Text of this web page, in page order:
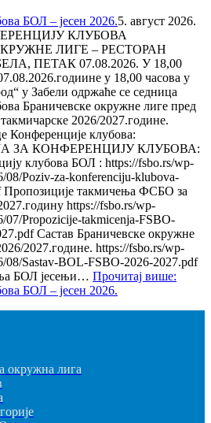
БОЛ – јесен 2026.5. август 2026.
КЛУБОВА
ЛИГЕ – РЕСТОРАН
ПЕТАК 07.08.2026. У 18,00
у 18,00 часова у
у Забели одржаће се седница
Браничевске окружне лиге пред
2026/2027.године.
Конференције клубова:
ЗА КОНФЕРЕНЦИЈУ КЛУБОВА:
клубова БОЛ : https://fsbo.rs/wp-
08/Poziv-za-konferenciju-klubova-
Пропозиције такмичења ФСБО за
https://fsbo.rs/wp-
07/Propozicije-takmicenja-FSBO-
Састав Браничевске окружне
2027.године. https://fsbo.rs/wp-
08/Sastav-BOL-FSBO-2026-2027.pdf
БОЛ јесењи… Прочитај више:
БОЛ – јесен 2026.
окружна лига